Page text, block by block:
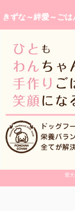
愛
きずな～絆愛～ごは